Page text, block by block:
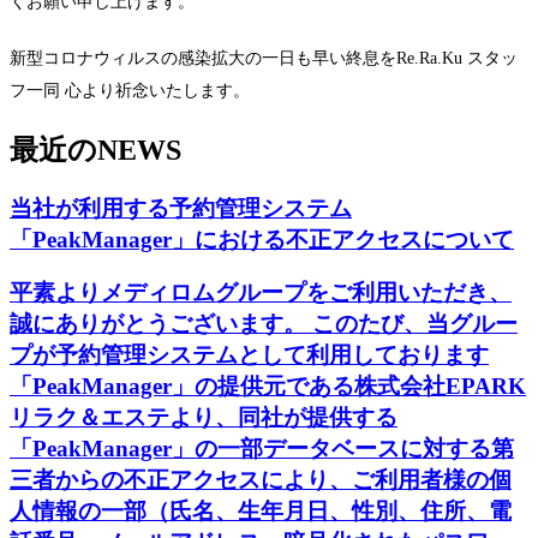
新型コロナウィルスの感染拡大の一日も早い終息をRe.Ra.Ku スタッ
フ一同 心より祈念いたします。
最近のNEWS
当社が利用する予約管理システム
「PeakManager」における不正アクセスについて
平素よりメディロムグループをご利用いただき、
誠にありがとうございます。 このたび、当グルー
プが予約管理システムとして利用しております
「PeakManager」の提供元である株式会社EPARK
リラク＆エステより、同社が提供する
「PeakManager」の一部データベースに対する第
三者からの不正アクセスにより、ご利用者様の個
人情報の一部（氏名、生年月日、性別、住所、電